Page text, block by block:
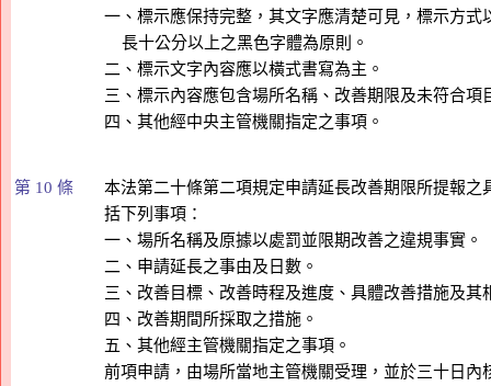
一、標示應保持完整，其文字應清楚可見，標示方式
    長十公分以上之黑色字體為原則。
二、標示文字內容應以橫式書寫為主。
三、標示內容應包含場所名稱、改善期限及未符合項
第 10 條
本法第二十條第二項規定申請延長改善期限所提報之
括下列事項：
一、場所名稱及原據以處罰並限期改善之違規事實。
二、申請延長之事由及日數。
三、改善目標、改善時程及進度、具體改善措施及其
四、改善期間所採取之措施。
五、其他經主管機關指定之事項。
前項申請，由場所當地主管機關受理，並於三十日內